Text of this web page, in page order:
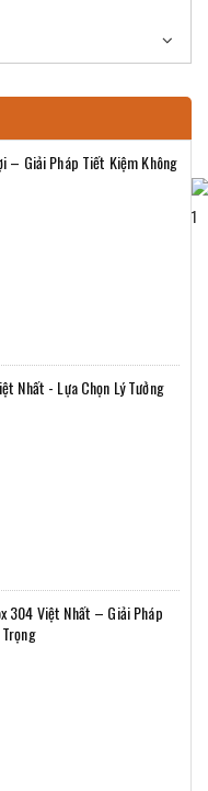
– Giải Pháp Tiết Kiệm Không
Nhất - Lựa Chọn Lý Tưởng
304 Việt Nhất – Giải Pháp